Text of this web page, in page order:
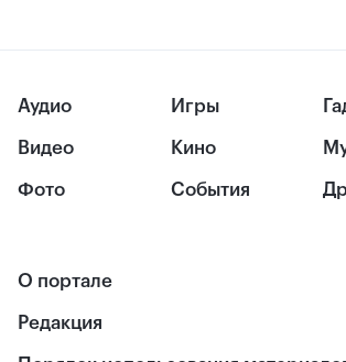
Аудио
Видео
Фото
Игры
Кино
События
О портале
Редакция